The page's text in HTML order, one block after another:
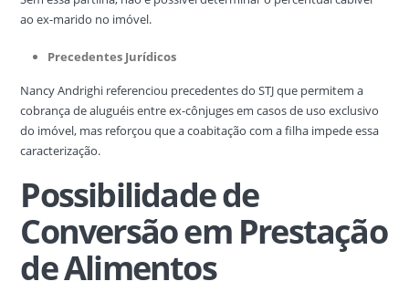
ao ex-marido no imóvel.
Precedentes Jurídicos
Nancy Andrighi referenciou precedentes do STJ que permitem a
cobrança de aluguéis entre ex-cônjuges em casos de uso exclusivo
do imóvel, mas reforçou que a coabitação com a filha impede essa
caracterização.
Possibilidade de
Conversão em Prestação
de Alimentos